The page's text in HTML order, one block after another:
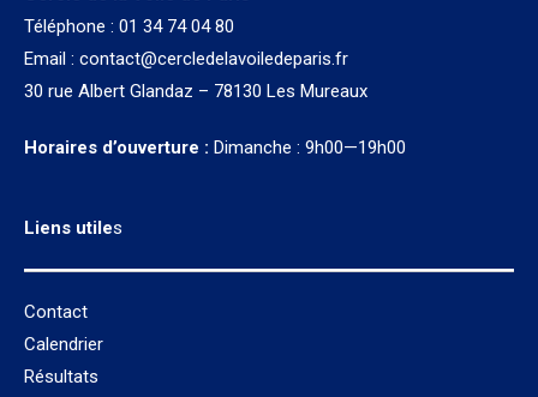
Téléphone : 01 34 74 04 80
Email : contact@cercledelavoiledeparis.fr
30 rue Albert Glandaz – 78130 Les Mureaux
Horaires d’ouverture : Dimanche : 9h00—19h00
Liens utiles
Contact
Calendrier
Résultats